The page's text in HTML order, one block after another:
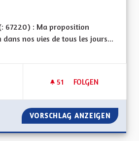
67220) : Ma proposition
dans nos vies de tous les jours...
51 51 FOLLOWER
FOLGEN
SAUVER NOTRE
VORSCHLAG ANZEIGEN